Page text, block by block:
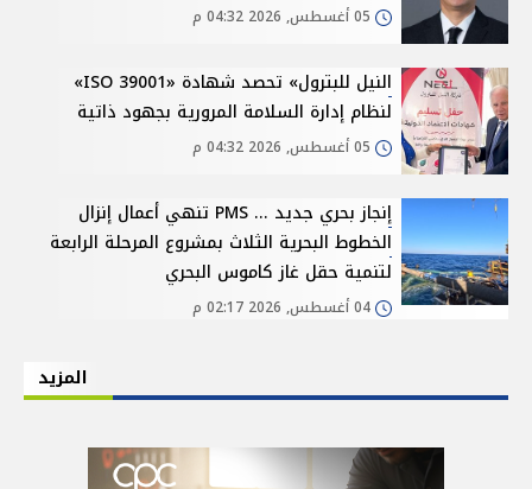
النيل للبترول» تحصد شهادة «ISO 39001»
لنظام إدارة السلامة المرورية بجهود ذاتية
إنجاز بحري جديد ... PMS تنهي أعمال إنزال
الخطوط البحرية الثلاث بمشروع المرحلة الرابعة
لتنمية حقل غاز كاموس البحري
المزيد